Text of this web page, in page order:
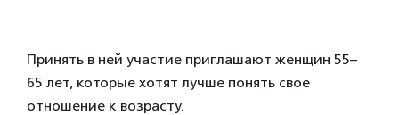
Принять в ней участие приглашают женщин 55–
65 лет, которые хотят лучше понять свое
отношение к возрасту.